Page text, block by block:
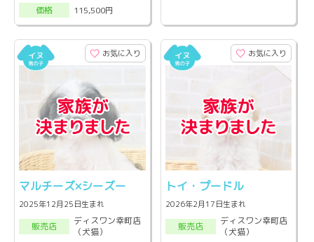
価格
115,500円
お気に入り
マルチーズ×シーズー
2025年12月25日生まれ
販売店
ディスワン幸町店
（犬猫）
お気に入り
トイ・プードル
2026年2月17日生まれ
販売店
ディスワン幸町店
（犬猫）